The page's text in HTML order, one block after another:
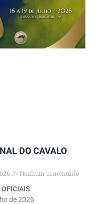
DO CAVALO
Nenhum comentário
OFICIAIS
de 2026